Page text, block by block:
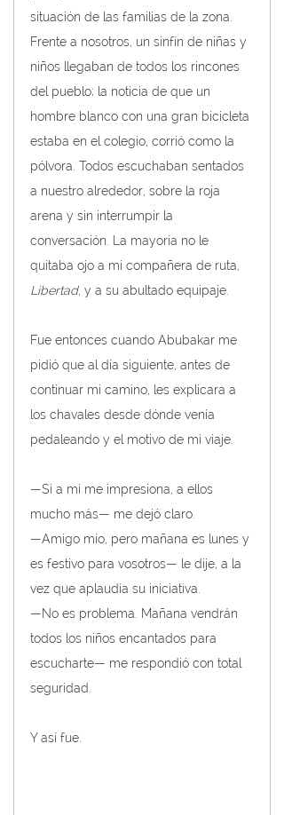
situación de las familias de la zona.
Frente a nosotros, un sinfín de niñas y
niños llegaban de todos los rincones
del pueblo; la noticia de que un
hombre blanco con una gran bicicleta
estaba en el colegio, corrió como la
pólvora. Todos escuchaban sentados
a nuestro alrededor, sobre la roja
arena y sin interrumpir la
conversación. La mayoría no le
quitaba ojo a mi compañera de ruta,
Libertad, y a su abultado equipaje.
Fue entonces cuando Abubakar me
pidió que al día siguiente, antes de
continuar mi camino, les explicara a
los chavales desde dónde venía
pedaleando y el motivo de mi viaje.
—Si a mí me impresiona, a ellos
mucho más— me dejó claro.
—Amigo mío, pero mañana es lunes y
es festivo para vosotros— le dije, a la
vez que aplaudía su iniciativa.
—No es problema. Mañana vendrán
todos los niños encantados para
escucharte— me respondió con total
seguridad.
Y así fue.